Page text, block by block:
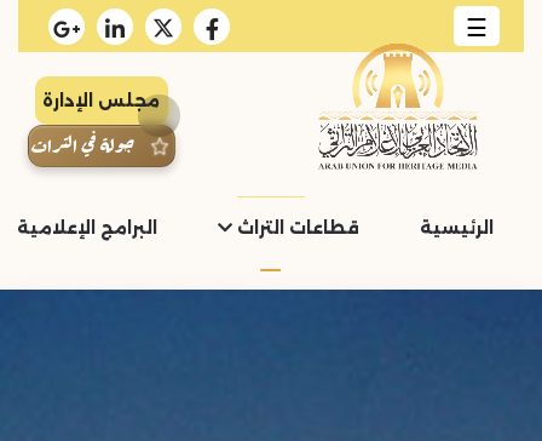
☰
مجلس الإدارة
جولة في التراث
الرئيسية قطاعات التراث البرامج الإعلامية